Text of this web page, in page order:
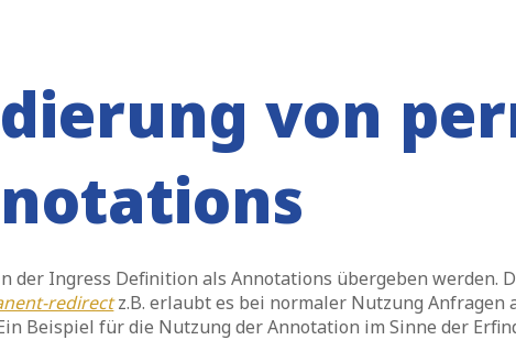
von
der Ingress Definition als Annotations übergeben werden.
redirectz.B. erlaubt es bei normaler Nutzung Anfragen
Beispiel für die Nutzung der Annotation im Sinne der